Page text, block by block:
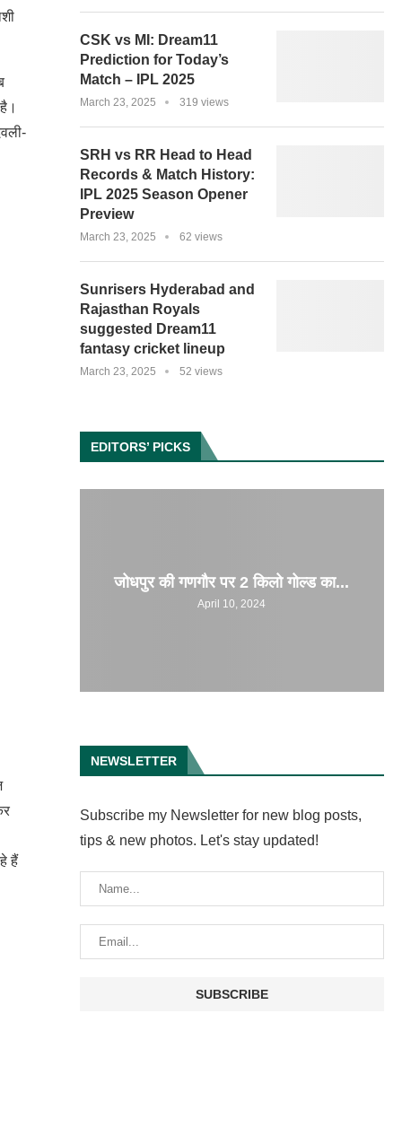
हैं
CSK vs MI: Dream11
Prediction for Today’s
Match – IPL 2025
March 23, 2025 319 views
SRH vs RR Head to Head
Records & Match History:
IPL 2025 Season Opener
Preview
March 23, 2025 62 views
Sunrisers Hyderabad and
Rajasthan Royals
suggested Dream11
fantasy cricket lineup
March 23, 2025 52 views
EDITORS’ PICKS
जोधपुर की गणगौर पर 2 किलो गोल्ड का...
April 10, 2024
NEWSLETTER
Subscribe my Newsletter for new blog posts,
tips & new photos. Let's stay updated!